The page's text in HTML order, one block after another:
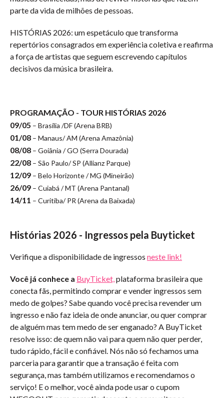
parte da vida de milhões de pessoas.
HISTÓRIAS 2026: um espetáculo que transforma
repertórios consagrados em experiência coletiva e reafirma
a força de artistas que seguem escrevendo capítulos
decisivos da música brasileira.
PROGRAMAÇÃO - TOUR HISTÓRIAS 2026
09/05 – Brasília /DF (Arena BRB)
01/08 – Manaus/ AM (Arena Amazônia)
08/08 – Goiânia / GO (Serra Dourada)
22/08 – São Paulo/ SP (Allianz Parque)
12/09 – Belo Horizonte / MG (Mineirão)
26/09 – Cuiabá / MT (Arena Pantanal)
14/11 – Curitiba/ PR (Arena da Baixada)
Histórias 2026 - Ingressos pela Buyticket
Verifique a disponibilidade de ingressos neste link!
Você já conhece a BuyTicket,plataforma brasileira que
conecta fãs, permitindo comprar e vender ingressos sem
medo de golpes? Sabe quando você precisa revender um
ingresso e não faz ideia de onde anunciar, ou quer comprar
de alguém mas tem medo de ser enganado? A BuyTicket
resolve isso: de quem não vai para quem não quer perder,
tudo rápido, fácil e confiável. Nós não só fechamos uma
parceria para garantir que a transação é feita com
segurança, mas também utilizamos e recomendamos o
serviço! E o melhor, você ainda pode usar o cupom